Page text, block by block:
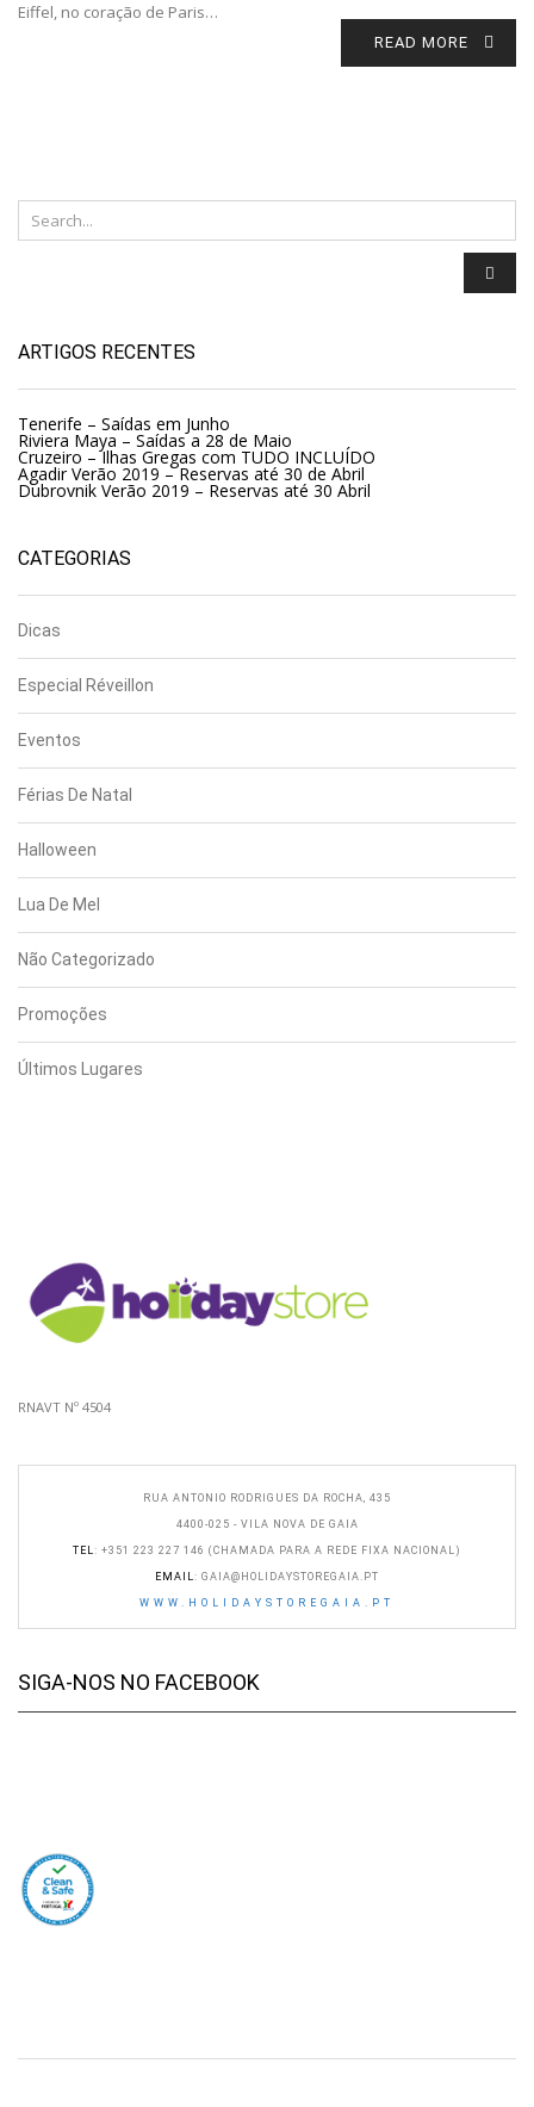
Eiffel, no coração de Paris…
READ MORE
ARTIGOS RECENTES
Tenerife – Saídas em Junho
Riviera Maya – Saídas a 28 de Maio
Cruzeiro – Ilhas Gregas com TUDO INCLUÍDO
Agadir Verão 2019 – Reservas até 30 de Abril
Dubrovnik Verão 2019 – Reservas até 30 Abril
CATEGORIAS
Dicas
Especial Réveillon
Eventos
Férias De Natal
Halloween
Lua De Mel
Não Categorizado
Promoções
Últimos Lugares
RNAVT Nº 4504
RUA ANTONIO RODRIGUES DA ROCHA, 435
4400-025 - VILA NOVA DE GAIA
TEL: +351 223 227 146 (CHAMADA PARA A REDE FIXA NACIONAL)
EMAIL: GAIA@HOLIDAYSTOREGAIA.PT
WWW.HOLIDAYSTOREGAIA.PT
SIGA-NOS NO FACEBOOK